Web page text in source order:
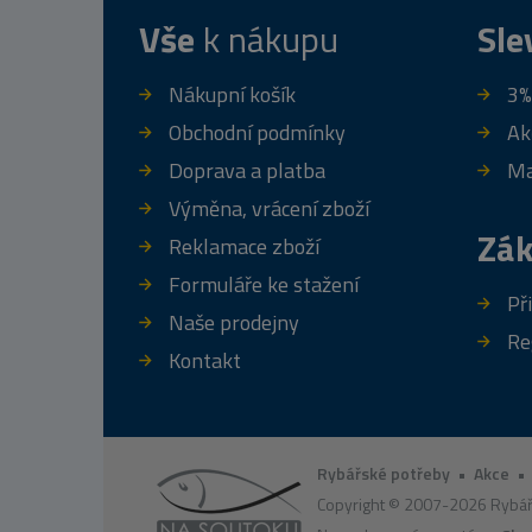
Vše k nákupu
Nákupní košík
Obchodní podmínky
Doprava a platba
Výměna, vrácení zboží
Reklamace zboží
Formuláře ke stažení
Naše prodejny
Kontakt
Rybářské potřeby • Akce •
Copyright © 2007-2026